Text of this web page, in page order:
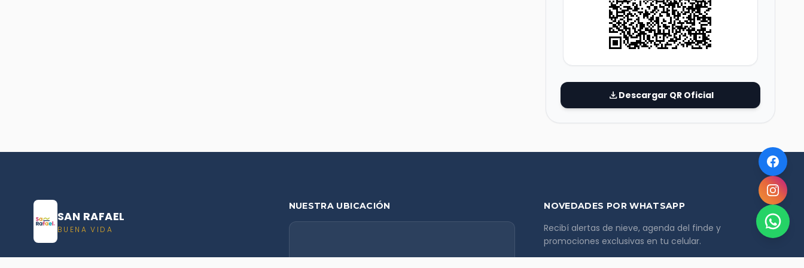
downloadDescargar QR Oficial
SAN RAFAEL
BUENA VIDA
NUESTRA UBICACIÓN NOVEDADES POR WHATSAPP
Recibí alertas de nieve, agenda del finde y
promociones exclusivas en tu celular.